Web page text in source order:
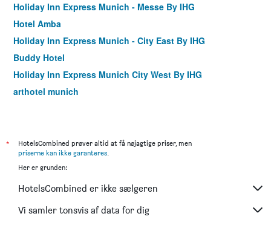
Holiday Inn Express Munich - Messe By IHG
Hotel Amba
Holiday Inn Express Munich - City East By IHG
Buddy Hotel
Holiday Inn Express Munich City West By IHG
arthotel munich
Garner Hotel Munich - Messe by IHG
Hotel Adria München
Mercure Hotel München Altstadt
Hotel Schlicker
*
HotelsCombined prøver altid at få nøjagtige priser, men
priserne kan ikke garanteres.
Her er grunden:
HotelsCombined er ikke sælgeren
Vi samler tonsvis af data for dig